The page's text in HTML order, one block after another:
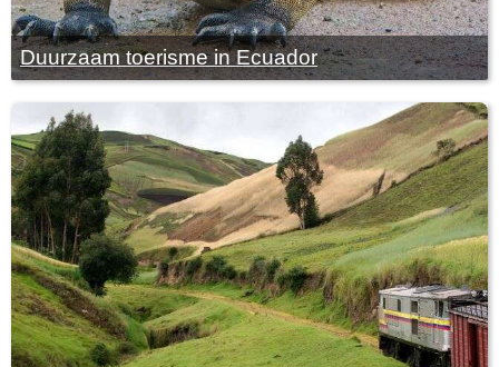
Duurzaam toerisme in Ecuador